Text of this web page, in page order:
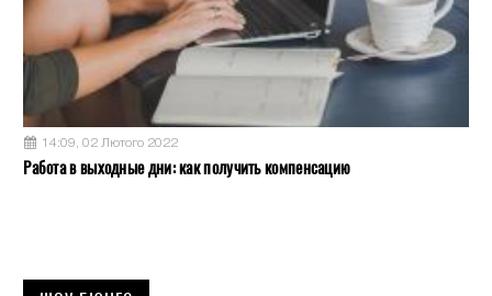
14:09, 02 Лютого 2022
Работа в выходные дни: как получить компенсацию